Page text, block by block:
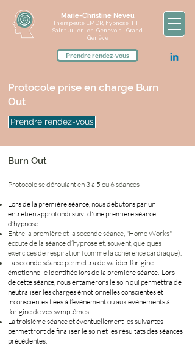
Marie-Christine Neveu
Thérapeute EMDR, hypnose, TIFT
Saint Julien-en-Genevois - Grand
Genève
Prendre rendez-vous
Protocole prise en charge Burn
Out
Prendre rendez-vous
Burn Out
Protocole se déroulant en 3 à 5 ou 6 séances
Lors de la première séance, nous débutons par un
entretien approfondi suivi d'une première séance
d’hypnose.
Entre la première et la seconde séance, "Home Works"
écoute de la séance d’hypnose et, souvent, quelques
exercices de respiration (comme la cohérence cardiaque).
La seconde séance permettra de valider l’origine
émotionnelle identifiée lors de la première séance. Lors
de cette séance, nous entamerons le soin qui permettra de
neutraliser les charges émotionnelles conscientes et
inconscientes liées à l’événement ou aux événements à
l’origine de vos symptômes.
La troisième séance et éventuellement les suivantes
permettront de finaliser le soin et les résultats des séances
précédentes.